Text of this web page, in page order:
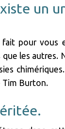
un
pour vous
que les
Tim Burton.